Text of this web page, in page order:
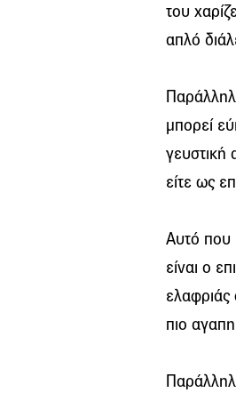
του
απλό
μπορεί
γευστική
είτε ως
Αυτό που
είναι ο
ελαφριάς
πιο